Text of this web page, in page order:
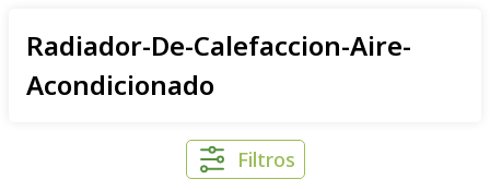
Radiador-De-Calefaccion-Aire-
Acondicionado
Filtros